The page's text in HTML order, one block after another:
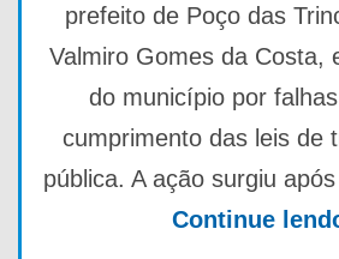
prefeito de Poço das
Valmiro Gomes da Costa,
do município por
cumprimento das leis de
pública. A ação surgiu
Continue